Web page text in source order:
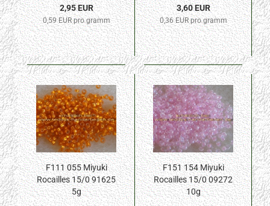
2,95 EUR
0,59 EUR pro gramm
3,60 EUR
0,36 EUR pro gramm
F111 055 Miyuki
Rocailles 15/0 91625
5g
F151 154 Miyuki
Rocailles 15/0 09272
10g